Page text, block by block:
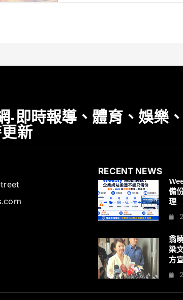
-即時報導、體育、娛樂、
新
RECENT NEWS
備
理
翁
梁
方